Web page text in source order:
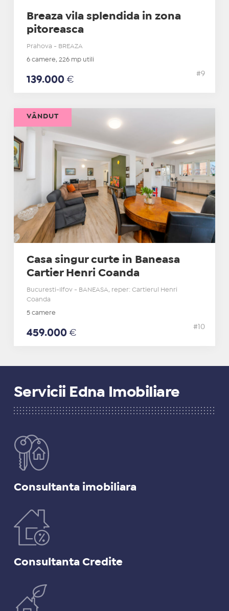
Breaza vila splendida in zona
pitoreasca
Prahova - BREAZA
6 camere, 226 mp utili
139.000 €
#9
Casa singur curte in Baneasa
Cartier Henri Coanda
Bucuresti-Ilfov - BANEASA, reper: Cartierul Henri
Coanda
5 camere
459.000 €
#10
VÂNDUT
Servicii Edna Imobiliare
Consultanta imobiliara
Consultanta Credite